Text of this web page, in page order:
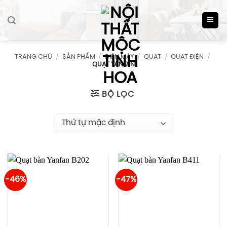
TRANG CHỦ / SẢN PHẨM / ĐIỆN MÁY / QUẠT / QUẠT ĐIỆN
/
QUẠT YANFAN
BỘ LỌC
-46% -47%